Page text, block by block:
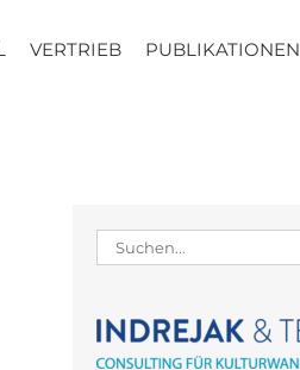
VERTRIEB PUBLIKATIONEN
Suche